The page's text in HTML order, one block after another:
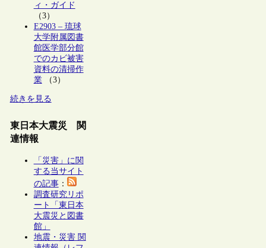
ィ・ガイド
（3）
E2903 – 琉球
大学附属図書
館医学部分館
でのカビ被害
資料の清掃作
業（3）
続きを見る
東日本大震災 関
連情報
「災害」に関
する当サイト
の記事：
調査研究リポ
ート「東日本
大震災と図書
館」
地震・災害 関